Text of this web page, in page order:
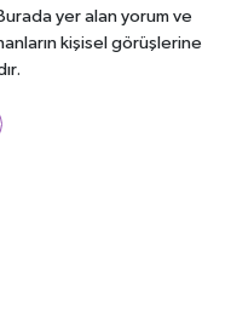
yer alan yorum ve
kişisel görüşlerine